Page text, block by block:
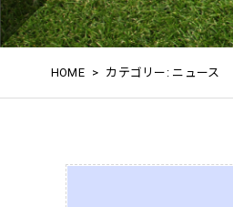
HOME > カテゴリー: ニュース